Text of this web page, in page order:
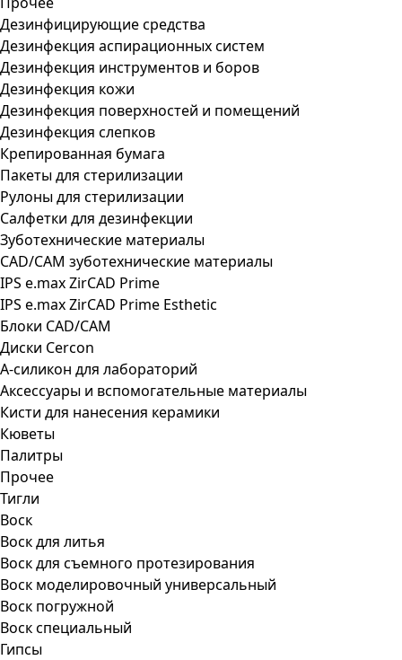
Дезинфицирующие средства
Дезинфекция аспирационных систем
Дезинфекция инструментов и боров
Дезинфекция кожи
Дезинфекция поверхностей и помещений
Дезинфекция слепков
Крепированная бумага
Пакеты для стерилизации
Рулоны для стерилизации
Салфетки для дезинфекции
Зуботехнические материалы
CAD/CAM зуботехнические материалы
IPS e.max ZirCAD Prime
IPS e.max ZirCAD Prime Esthetic
Блоки CAD/CAM
Диски Cercon
А-силикон для лабораторий
Аксессуары и вспомогательные материалы
Кисти для нанесения керамики
Кюветы
Палитры
Прочее
Тигли
Воск
Воск для литья
Воск для съемного протезирования
Воск моделировочный универсальный
Воск погружной
Воск специальный
Гипсы